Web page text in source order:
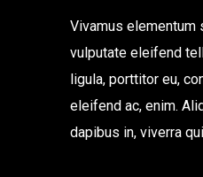
Vivamus elementum
vulputate eleifend
ligula, porttitor eu,
eleifend ac, enim.
dapibus in, viverra